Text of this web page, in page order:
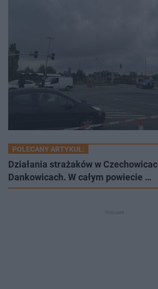
POLECANY ARTYKUŁ:
Działania strażaków w
Dankowicach. W całym powiecie …